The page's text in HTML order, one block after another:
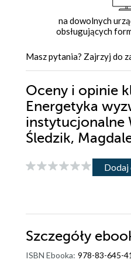
na dowolnych
obsługujących
Masz pytania? Zajrzyj do
Oceny i opinie
Energetyka
instytucjonalne
Śledzik,
Dodaj
Szczegóły
ISBN Ebooka: 978-83-645-